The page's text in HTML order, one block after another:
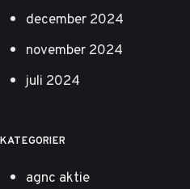
december 2024
november 2024
juli 2024
KATEGORIER
agnc aktie